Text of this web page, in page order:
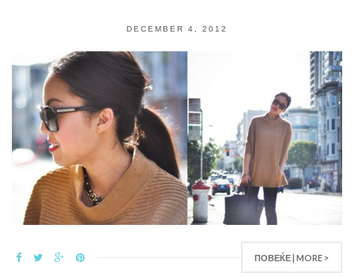
DECEMBER 4, 2012
ПОВЕЌЕ | MORE >